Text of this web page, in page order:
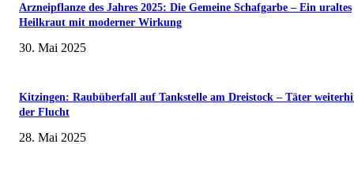
Arzneipflanze des Jahres 2025: Die Gemeine Schafgarbe – Ein uraltes
Heilkraut mit moderner Wirkung
30. Mai 2025
Kitzingen: Raubüberfall auf Tankstelle am Dreistock – Täter
der Flucht
28. Mai 2025